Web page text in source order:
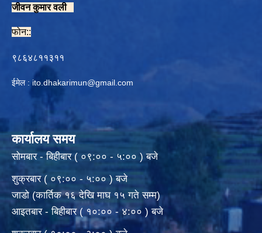
जीवन कुमार वली
फोन::
९८६४८११३११
ईमेल : ito.dhakarimun@gmail.com
कार्यालय समय
सोमबार - बिहीबार ( ०९:०० - ५:०० ) बजे
शुक्रबार ( ०९:०० - ५:०० ) बजे
जाडो (कार्तिक १६ देखि माघ १५ गते सम्म)
आइतबार - बिहीबार ( १०:०० - ४:०० ) बजे